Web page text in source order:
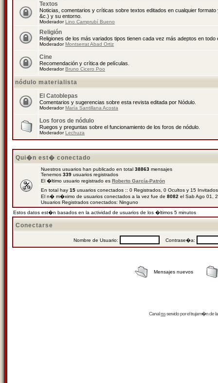
Textos
Noticias, comentarios y críticas sobre textos editados en cualquier
&c.) y su entorno.
ModeradorLino Camprubí Bueno
Religión
Religiones de los más variados tipos tienen cada vez más adeptos en todo
ModeradorMontserrat Abad Ortiz
Cine
Recomendación y crítica de películas.
ModeradorBruno Cicero Poo
nódulo materialista
El Catoblepas
Comentarios y sugerencias sobre esta revista editada por Nódulo.
ModeradorMaría Santillana Acosta
Los foros de nódulo
Ruegos y preguntas sobre el funcionamiento de los foros de nódulo.
ModeradorLechuza
Qui�n est� conectado
Nuestros usuarios han publicado en total 38863 mensajes
Tenemos 339 usuarios registrados
El �ltimo usuario registrado es Roberto García-Patrón
En total hay 15 usuarios conectados :: 0 Registrados, 0 Ocultos y 15
El n� m�ximo de usuarios conectados a la vez fue de 8082 el Sab Ago 01,
Usuarios Registrados conectados: Ninguno
Estos datos est�n basados en la actividad de usuarios de los �ltimos 5 minutos
Conectarse
Nombre de Usuario: Contrase�a:
Mensajes nuevos
Canalrssservido por eltrujam�nde